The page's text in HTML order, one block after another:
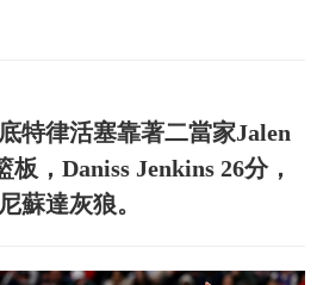
特律活塞靠著二當家Jalen
，Daniss Jenkins 26分，
蘇達灰狼。